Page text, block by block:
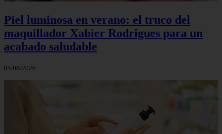
Piel luminosa en verano: el truco del
maquillador Xabier Rodrigues para un
acabado saludable
05/08/2026